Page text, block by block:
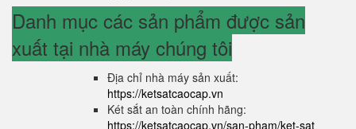
Danh mục các sản phẩm được sản
xuất tại nhà máy chúng tôi
Địa chỉ nhà máy sản xuất:
https://ketsatcaocap.vn
Két sắt an toàn chính hãng:
https://ketsatcaocap.vn/san-pham/ket-sat